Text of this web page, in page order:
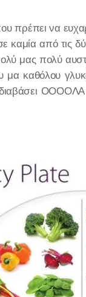
πρέπει να
καμία από τις
μας πολύ
μα καθόλου
διαβάσει